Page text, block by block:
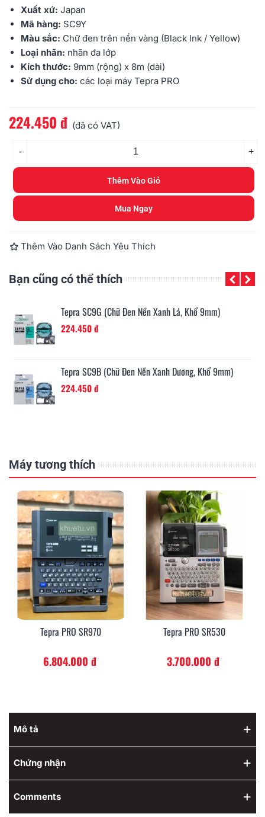
Xuất xứ: Japan
Mã hàng: SC9Y
Màu sắc: Chữ đen trên nền vàng (Black Ink / Yellow)
Loại nhãn: nhãn đa lớp
Kích thước: 9mm (rộng) x 8m (dài)
Sử dụng cho: các loại máy Tepra PRO
Đọc thêm
224.450 đ (đã có VAT)
- +
Thêm Vào Giỏ
Mua Ngay
Thêm Vào Danh Sách Yêu Thích
Bạn cũng có thể thích
Tepra SC9G (Chữ Đen Nền Xanh Lá, Khổ 9mm)
224.450 đ
Tepra SC9B (Chữ Đen Nền Xanh Dương, Khổ 9mm)
224.450 đ
Máy tương thích
Tepra PRO SR970
6.804.000 đ
Tepra PRO SR530
3.700.000 đ
Mô tả
Chứng nhận
Comments